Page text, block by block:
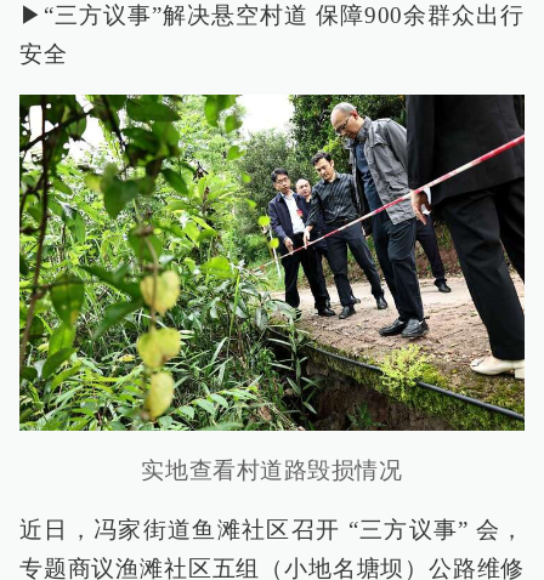
▶“三方议事”解决悬空村道 保障900余群众出行
安全
实地查看村道路毁损情况
近日，冯家街道鱼滩社区召开 “三方议事” 会，
专题商议渔滩社区五组（小地名塘坝）公路维修